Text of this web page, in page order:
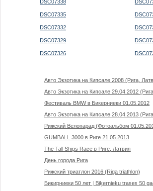
DSC07338
DSC07335
DSC07332
DSC07329
DSC07326
Авто Экзотика на Кипсале 2008 (Рига,
Авто Экзотика на Кипсале 29.04.2012
Фестиваль BMW в Бикерниеки 01.05.2012
Авто Экзотика на Кипсале 28.04.2013
Рижский Велопарад (Фотоальбом
GUMBALL 3000 в Риге 21.05.2013
The Tall Ships Race в Риге, Латвия
День города Рига
Рижский триатлон 2016 (Riga triathlon)
Бикирниеки 50 лет | Biķernieku trases 50